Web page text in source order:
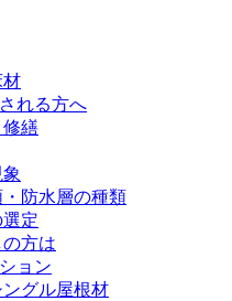
材
れる方へ
修繕
防水層の種類
定
方は
ョン
グル屋根材